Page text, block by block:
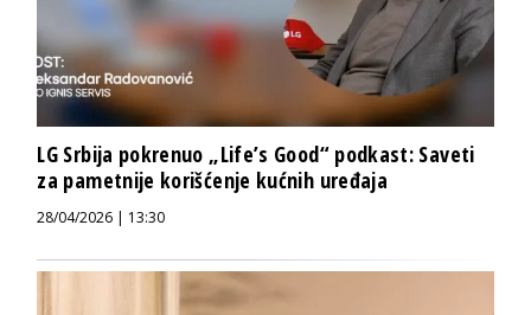
LG Srbija pokrenuo „Life’s Good“ podkast: Saveti
za pametnije korišćenje kućnih uređaja
28/04/2026 | 13:30